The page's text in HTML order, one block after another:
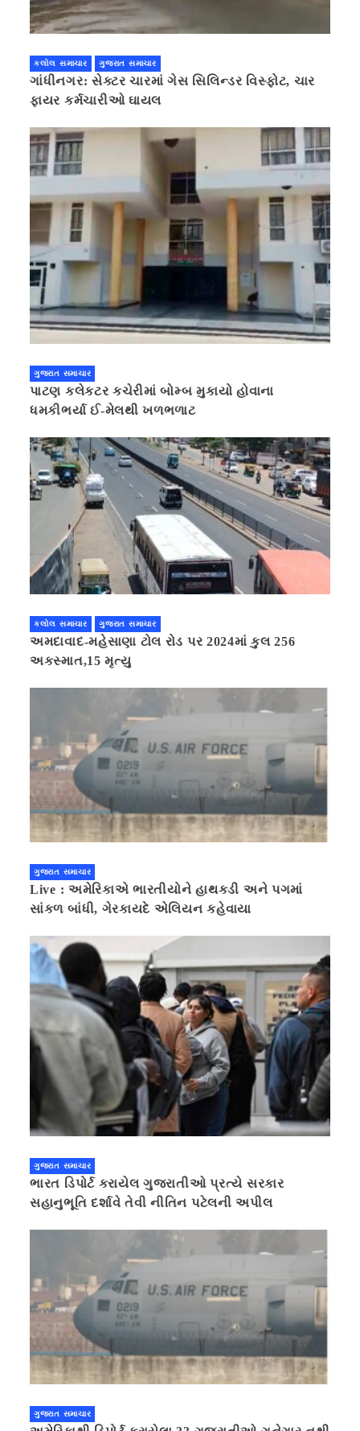
કલોલ સમાચાર ગુજરાત સમાચાર
ગાંધીનગર: સેક્ટર ચારમાં ગેસ સિલિન્ડર વિસ્ફોટ, ચાર
ફાયર કર્મચારીઓ ઘાયલ
ગુજરાત સમાચાર
પાટણ કલેકટર કચેરીમાં બોમ્બ મુકાયો હોવાના
ધમકીભર્યા ઈ-મેલથી ખળભળાટ
કલોલ સમાચાર ગુજરાત સમાચાર
અમદાવાદ-મહેસાણા ટોલ રોડ પર 2024માં કુલ 256
અકસ્માત,15 મૃત્યુ
ગુજરાત સમાચાર
Live : અમેરિકાએ ભારતીયોને હાથકડી અને પગમાં
સાંકળ બાંધી, ગેરકાયદે એલિયન કહેવાયા
ગુજરાત સમાચાર
ભારત ડિપોર્ટ કરાયેલ ગુજરાતીઓ પ્રત્યે સરકાર
સહાનુભૂતિ દર્શાવે તેવી નીતિન પટેલની અપીલ
ગુજરાત સમાચાર